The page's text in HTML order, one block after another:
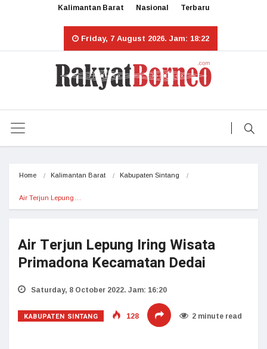
Kalimantan Barat Nasional Terbaru
Friday, 7 August 2026. Jam: 18:22
Home Kalimantan Barat Kabupaten Sintang
Air Terjun Lepung…
Air Terjun Lepung Iring Wisata
Primadona Kecamatan Dedai
Saturday, 8 October 2022. Jam: 16:20
KABUPATEN SINTANG 128 2 minute read